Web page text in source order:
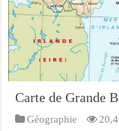
Carte de Grande
Géographie